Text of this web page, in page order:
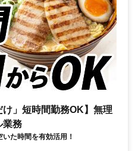
け」短時間勤務OK】無理
業務
た時間を有効活用！